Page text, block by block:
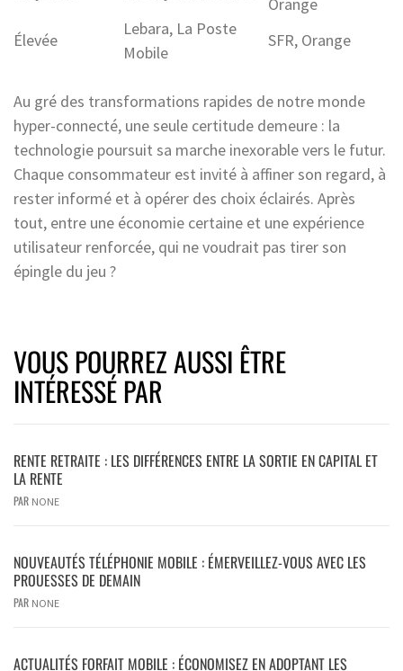
Orange
Élevée
Lebara, La Poste
Mobile
SFR, Orange
Au gré des transformations rapides de notre monde
hyper-connecté, une seule certitude demeure : la
technologie poursuit sa marche inexorable vers le futur.
Chaque consommateur est invité à affiner son regard, à
rester informé et à opérer des choix éclairés. Après
tout, entre une économie certaine et une expérience
utilisateur renforcée, qui ne voudrait pas tirer son
épingle du jeu ?
VOUS POURREZ AUSSI ÊTRE
INTÉRESSÉ PAR
RENTE RETRAITE : LES DIFFÉRENCES ENTRE LA SORTIE EN CAPITAL ET
LA RENTE
PAR NONE
NOUVEAUTÉS TÉLÉPHONIE MOBILE : ÉMERVEILLEZ-VOUS AVEC LES
PROUESSES DE DEMAIN
PAR NONE
ACTUALITÉS FORFAIT MOBILE : ÉCONOMISEZ EN ADOPTANT LES